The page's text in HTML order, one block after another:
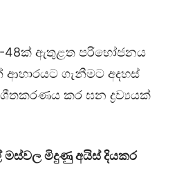
48ක් ඇතුළත පරිභෝජනය
ගැනීමට අදහස්
කර ඝන ද්‍රව්‍යයක්
මිදුණු අයිස් දියකර